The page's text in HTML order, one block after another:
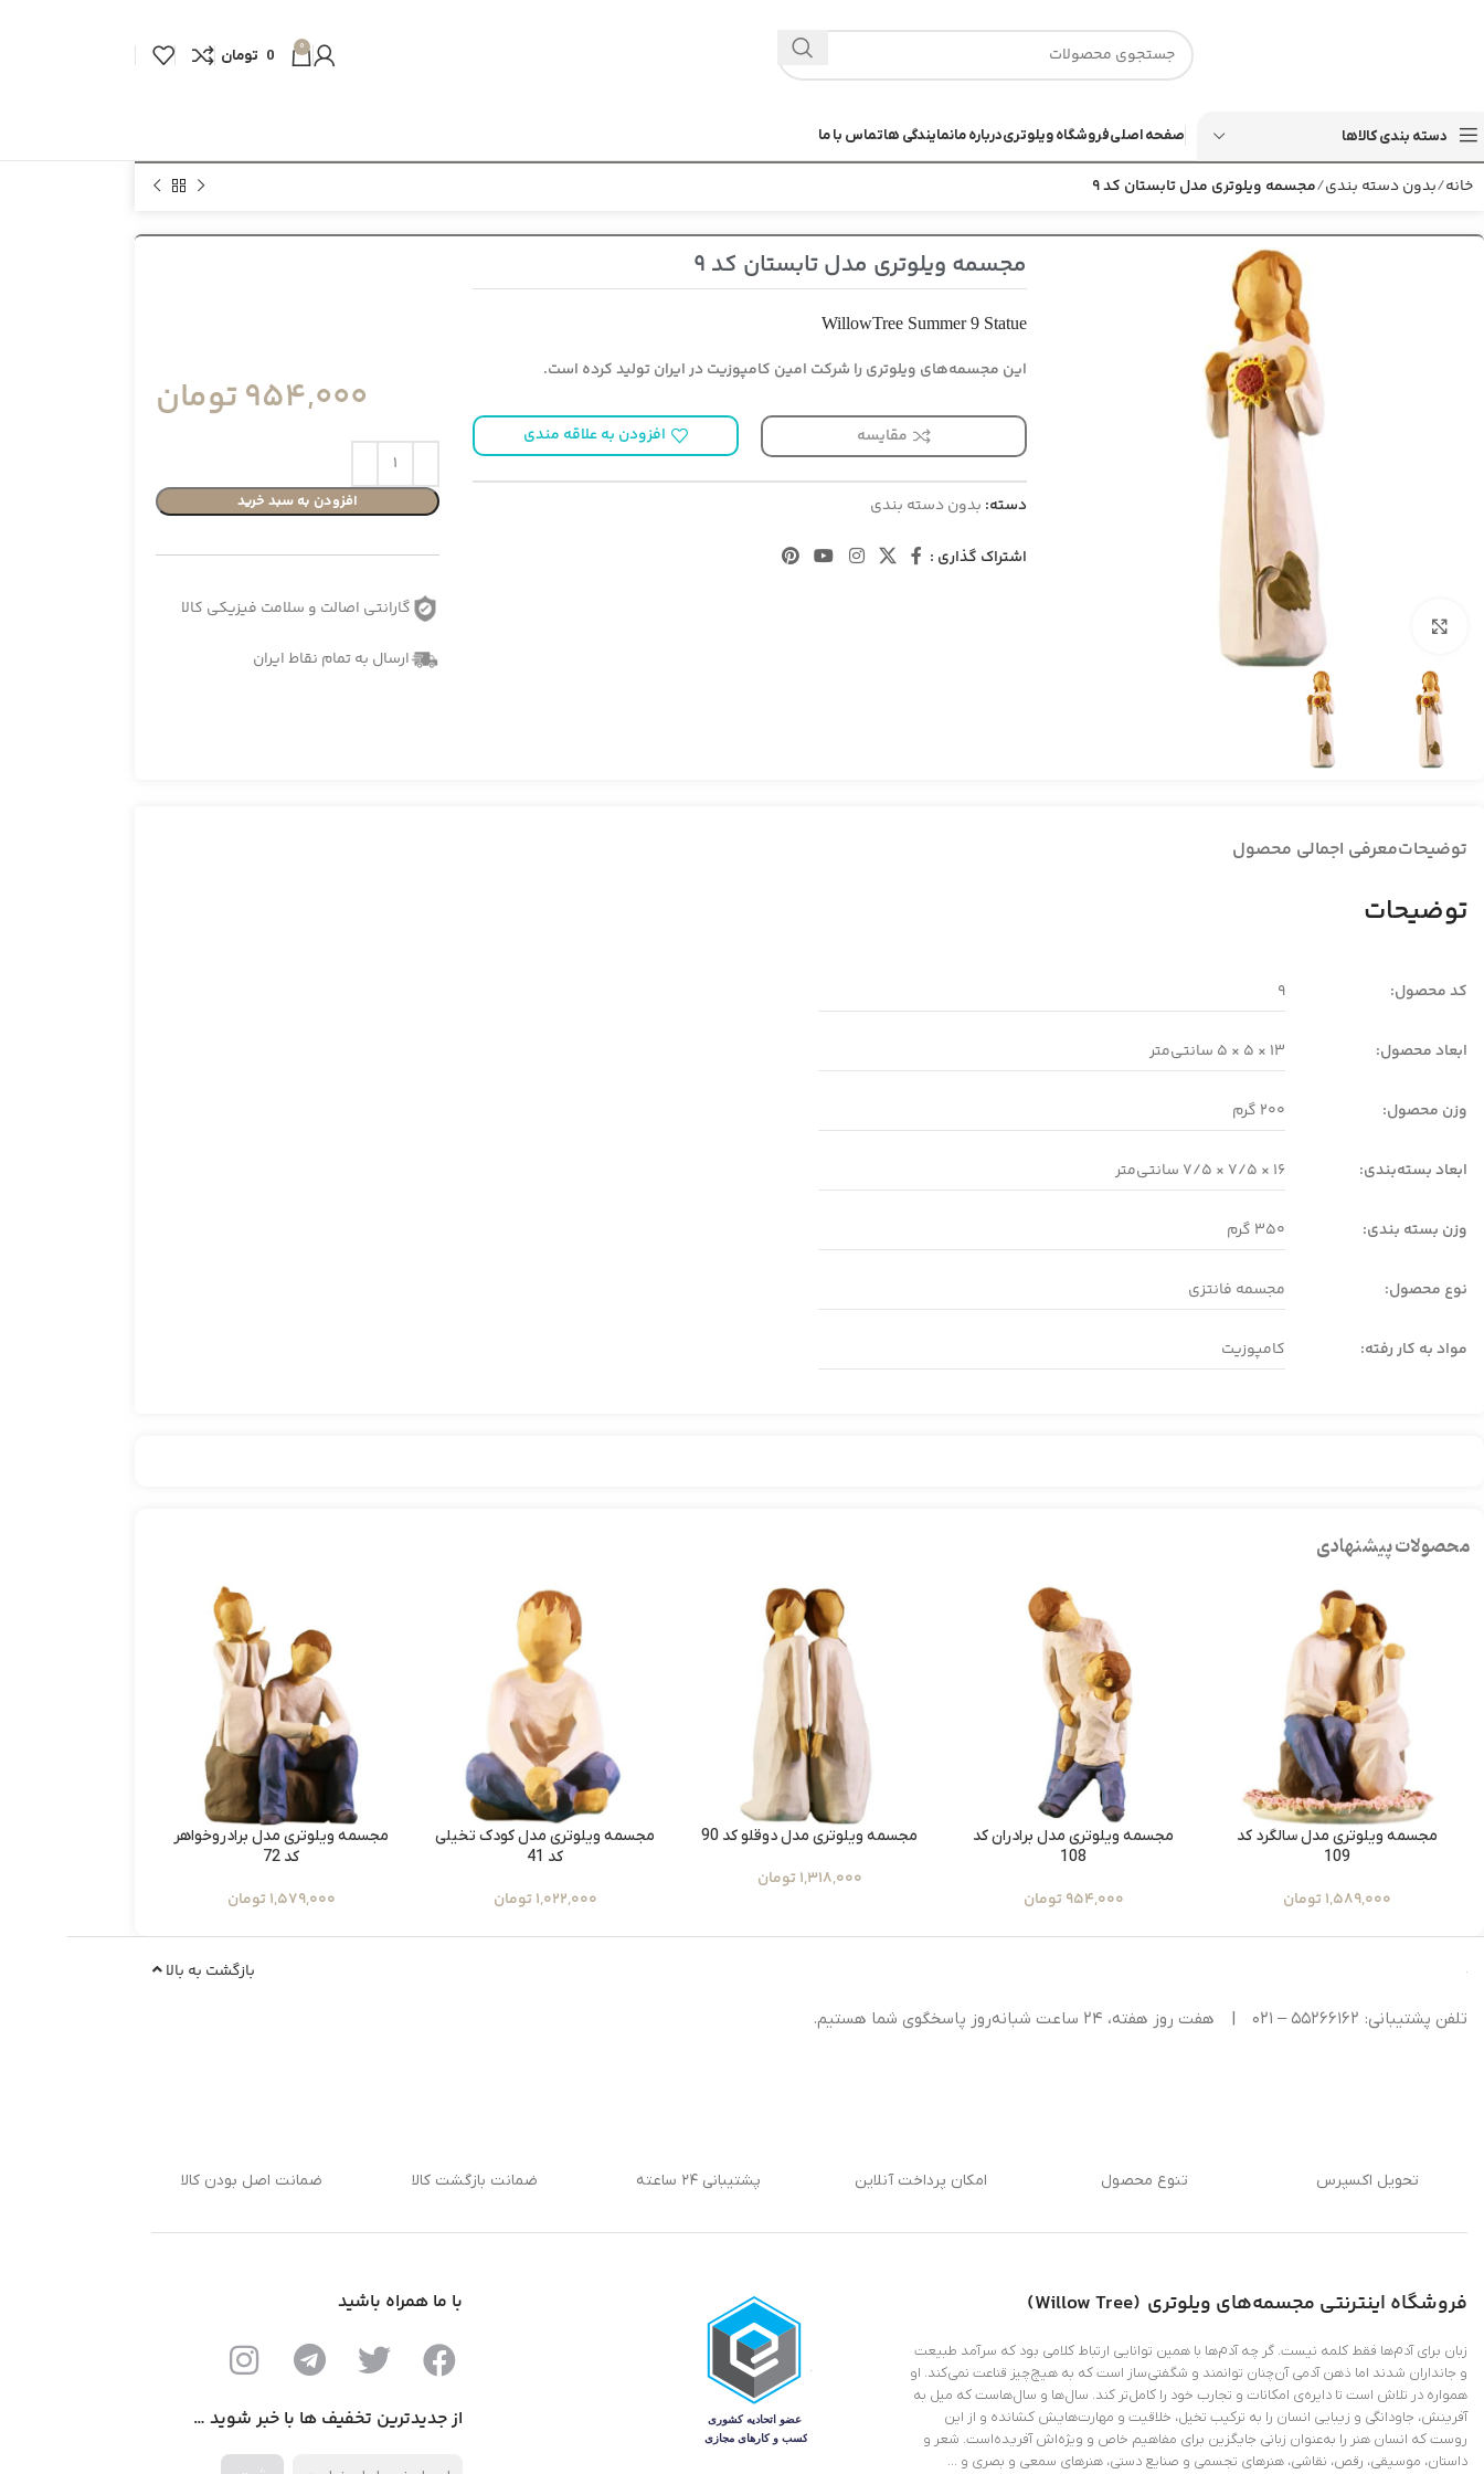
0
0 تومان
دسته بندی کالاها صفحه اصلیفروشگاه ویلوتریدرباره مانمایندگی هاتماس با ما
خانه بدون دسته بندی مجسمه ویلوتری مدل تابستان کد 9
مجسمه ویلوتری مدل تابستان کد 9
WillowTree Summer 9 Statue
این مجسمه‌های ویلوتری را شرکت امین کامپوزیت در ایران تولید کرده است.
مقایسه افزودن به علاقه مندی
دسته: بدون دسته بندی
اشتراک گذاری :
954,000تومان
افزودن به سبد خرید
گارانتی اصالت و سلامت فیزیکی کالا
ارسال به تمام نقاط ایران
توضیحاتمعرفی اجمالی محصول
توضیحات
کد محصول:
ابعاد محصول:
وزن محصول:
ابعاد بسته‌بندی:
وزن بسته بندی:
نوع محصول:
مواد به کار رفته:
9
13 × 5 × 5 سانتی‌متر
200 گرم
16 × 7/5 × 7/5 سانتی‌متر
350 گرم
مجسمه فانتزی
کامپوزیت
محصولات پیشنهادی
مجسمه ویلوتری مدل سالگرد کد
109
1,589,000تومان
مجسمه ویلوتری مدل برادران کد
108
954,000تومان
مجسمه ویلوتری مدل دوقلو کد 90
1,318,000 تومان
مجسمه ویلوتری مدل کودک تخیلی
کد 41
1,022,000تومان
مجسمه ویلوتری مدل برادروخواهر
کد 72
1,579,000تومان
تلفن پشتیبانی: ۵۵۲۶۶۱۶۲ – ۰۲۱ | هفت روز هفته، ۲۴ ساعت شبانه‌روز پاسخگوی شما هستیم.
بازگشت به بالا
تحویل اکسپرس تنوع محصول امکان پرداخت آنلاین پشتیبانی ۲۴ ساعته ضمانت بازگشت کالا ضمانت اصل بودن کالا
فروشگاه اینترنتی مجسمه‌های ویلوتری (Willow Tree
)
زبان برای آدم‌ها فقط کلمه نیست. گر چه آدم‌ها با همین توانایی ارتباط کلامی بود که سرآمد طبیعت
و جانداران شدند اما ذهن آدمی آن‌چنان توانمند و شگفتی‌ساز است که به هیچ‌چیز قناعت نمی‌کند. او
همواره در تلاش است تا دایره‌ی امکانات و تجارب خود را کامل‌تر کند. سال‌ها و سال‌هاست که میل به
آفرینش، جاودانگی و زیبایی انسان را به ترکیب تخیل، خلاقیت و مهارت‌هایش کشانده و از این
روست که انسان هنر را به‌عنوان زبانی جایگزین برای مفاهیم خاص و ویژ‌ه‌اش آفریده‌است. شعر و
داستان، موسیقی، رقص، نقاشی، هنرهای تجسمی و صنایع دستی، هنرهای سمعی و بصری و …
با ما همراه باشید
از جدیدترین تخفیف ها با خبر شوید …